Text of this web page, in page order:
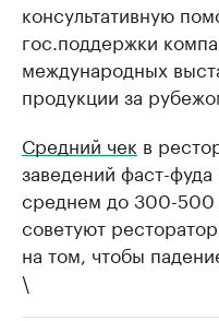
консультативную
гос.поддержки
международных
продукции за
Средний чек в
заведений фаст-
среднем до 300-500
советуют
на том, чтобы
\